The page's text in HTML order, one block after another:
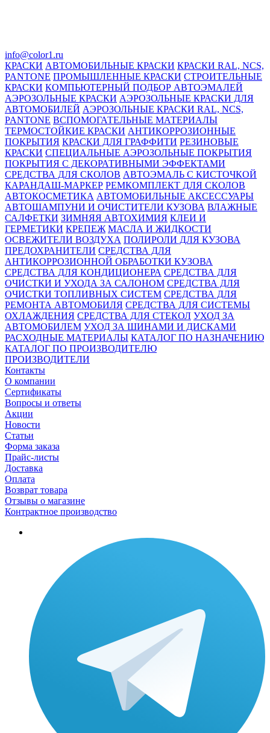
info@color1.ru
КРАСКИ АВТОМОБИЛЬНЫЕ КРАСКИ КРАСКИ RAL, NCS,
PANTONE ПРОМЫШЛЕННЫЕ КРАСКИ СТРОИТЕЛЬНЫЕ
КРАСКИ КОМПЬЮТЕРНЫЙ ПОДБОР АВТОЭМАЛЕЙ
АЭРОЗОЛЬНЫЕ КРАСКИ АЭРОЗОЛЬНЫЕ КРАСКИ ДЛЯ
АВТОМОБИЛЕЙ АЭРОЗОЛЬНЫЕ КРАСКИ RAL, NCS,
PANTONE ВСПОМОГАТЕЛЬНЫЕ МАТЕРИАЛЫ
ТЕРМОСТОЙКИЕ КРАСКИ АНТИКОРРОЗИОННЫЕ
ПОКРЫТИЯ КРАСКИ ДЛЯ ГРАФФИТИ РЕЗИНОВЫЕ
КРАСКИ СПЕЦИАЛЬНЫЕ АЭРОЗОЛЬНЫЕ ПОКРЫТИЯ
ПОКРЫТИЯ С ДЕКОРАТИВНЫМИ ЭФФЕКТАМИ
СРЕДСТВА ДЛЯ СКОЛОВ АВТОЭМАЛЬ С КИСТОЧКОЙ
КАРАНДАШ-МАРКЕР РЕМКОМПЛЕКТ ДЛЯ СКОЛОВ
АВТОКОСМЕТИКА АВТОМОБИЛЬНЫЕ АКСЕССУАРЫ
АВТОШАМПУНИ И ОЧИСТИТЕЛИ КУЗОВА ВЛАЖНЫЕ
САЛФЕТКИ ЗИМНЯЯ АВТОХИМИЯ КЛЕИ И
ГЕРМЕТИКИ КРЕПЕЖ МАСЛА И ЖИДКОСТИ
ОСВЕЖИТЕЛИ ВОЗДУХА ПОЛИРОЛИ ДЛЯ КУЗОВА
ПРЕДОХРАНИТЕЛИ СРЕДСТВА ДЛЯ
АНТИКОРРОЗИОННОЙ ОБРАБОТКИ КУЗОВА
СРЕДСТВА ДЛЯ КОНДИЦИОНЕРА СРЕДСТВА ДЛЯ
ОЧИСТКИ И УХОДА ЗА САЛОНОМ СРЕДСТВА ДЛЯ
ОЧИСТКИ ТОПЛИВНЫХ СИСТЕМ СРЕДСТВА ДЛЯ
РЕМОНТА АВТОМОБИЛЯ СРЕДСТВА ДЛЯ СИСТЕМЫ
ОХЛАЖДЕНИЯ СРЕДСТВА ДЛЯ СТЕКОЛ УХОД ЗА
АВТОМОБИЛЕМ УХОД ЗА ШИНАМИ И ДИСКАМИ
РАСХОДНЫЕ МАТЕРИАЛЫ КАТАЛОГ ПО НАЗНАЧЕНИЮ
КАТАЛОГ ПО ПРОИЗВОДИТЕЛЮ
ПРОИЗВОДИТЕЛИ
Контакты
О компании
Сертификаты
Вопросы и ответы
Акции
Новости
Статьи
Форма заказа
Прайс-листы
Доставка
Оплата
Возврат товара
Отзывы о магазине
Контрактное производство